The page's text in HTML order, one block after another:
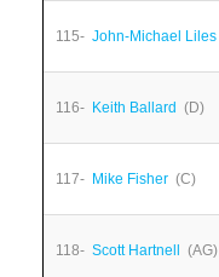
115- John-Michael Liles
116- Keith Ballard (D)
117- Mike Fisher (C)
118- Scott Hartnell (AG)